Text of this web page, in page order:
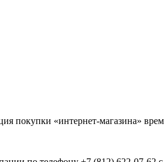
покупки «интернет-магазина»